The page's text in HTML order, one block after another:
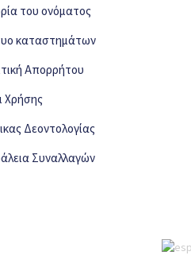
του ονόματος
καταστημάτων
Απορρήτου
Χρήσης
Δεοντολογίας
Συναλλαγών